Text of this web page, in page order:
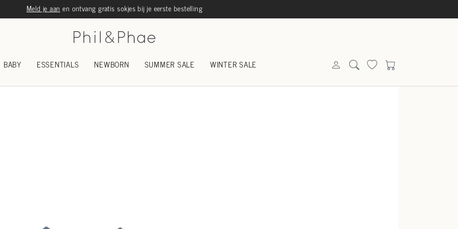
Meld je aan en ontvang gratis sokjes bij je eerste bestelling
BABY ESSENTIALS NEWBORN SUMMER SALE WINTER SALE